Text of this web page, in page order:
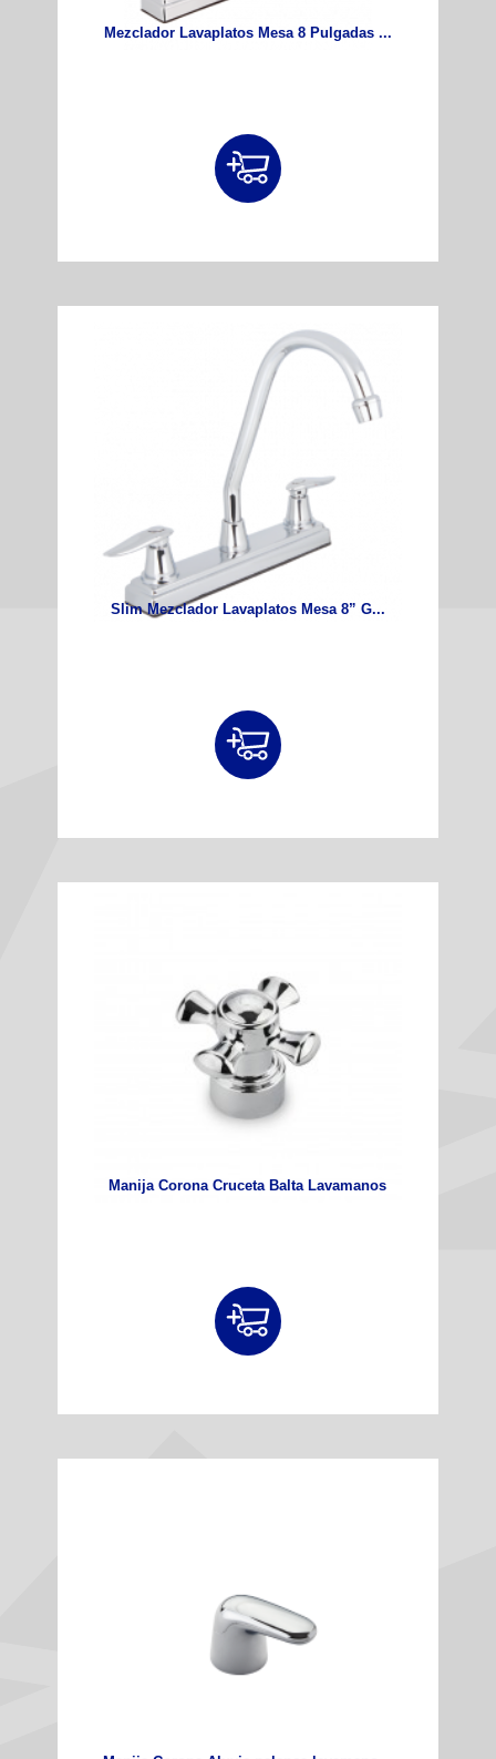
Mezclador Lavaplatos Mesa 8 Pulgadas ...
Slim Mezclador Lavaplatos Mesa 8” G...
Manija Corona Cruceta Balta Lavamanos